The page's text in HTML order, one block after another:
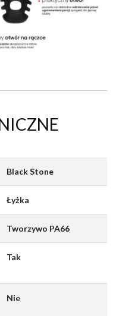
Black Stone
Łyżka
Tworzywo PA66
Tak
Nie